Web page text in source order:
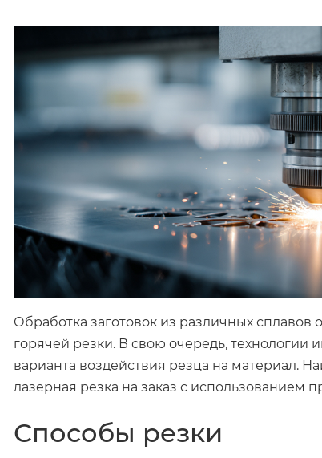
Обработка заготовок из различных
горячей резки. В свою очередь, технологии
варианта воздействия резца на материал.
лазерная резка на заказ с использованием
Способы резки